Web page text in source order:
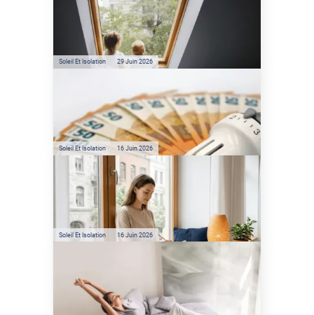
Véranda et Velux : Comment
bloquer jusqu'à 80% de
l'énergie solaire sans
climatisation ?
Soleil Et Isolation 29 Juin 2026
Film anti-chaleur : quelles
sont les économies d’énergie
réelles ?
Soleil Et Isolation 16 Juin 2026
Préservez votre logement de
la chaleur : les conseils de
Jamy de C'est Pas Sorcier
Soleil Et Isolation 16 Juin 2026
Comment protéger sa
maison de la chaleur sans
climatisation ?